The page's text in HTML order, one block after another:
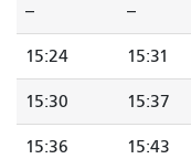
-- --
15:24 15:31
15:30 15:37
15:36 15:43